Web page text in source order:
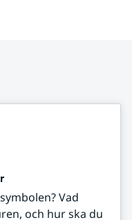
Vad
och hur ska du